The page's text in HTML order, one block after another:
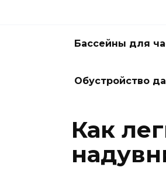
Бассейны для
Обустройство
Как